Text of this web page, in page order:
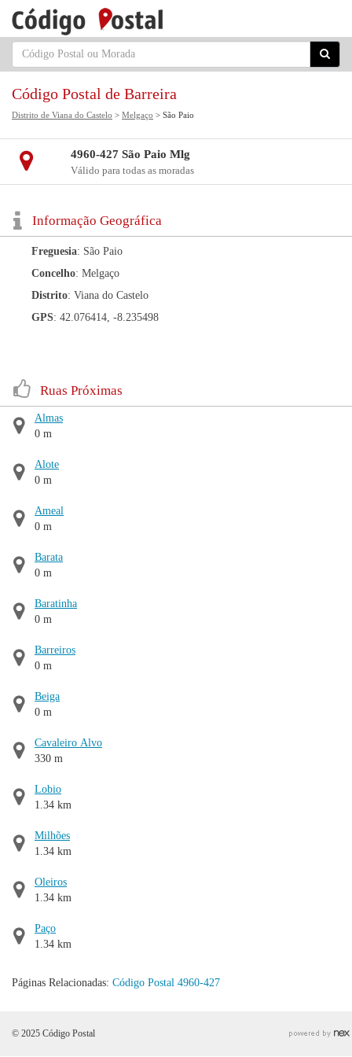
Código Postal de Barreira
Distrito de Viana do Castelo > Melgaço > São Paio
4960-427 São Paio Mlg
Válido para todas as moradas
Informação Geográfica
Freguesia: São Paio
Concelho: Melgaço
Distrito: Viana do Castelo
GPS: 42.076414, -8.235498
Ruas Próximas
Almas
0 m
Alote
0 m
Ameal
0 m
Barata
0 m
Baratinha
0 m
Barreiros
0 m
Beiga
0 m
Cavaleiro Alvo
330 m
Lobio
1.34 km
Milhões
1.34 km
Oleiros
1.34 km
Paço
1.34 km
Páginas Relacionadas: Código Postal 4960-427
© 2025 Código Postal